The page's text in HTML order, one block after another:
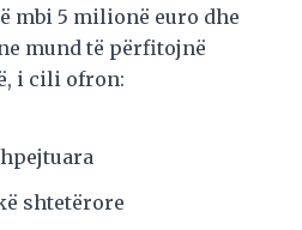
mbi 5 milionë euro dhe
mund të përfitojnë
i cili ofron:
shtetërore